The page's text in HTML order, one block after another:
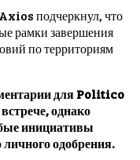
подчеркнул, что
рамки завершения
по территориям
для Politico
однако
инициативы
одобрения.